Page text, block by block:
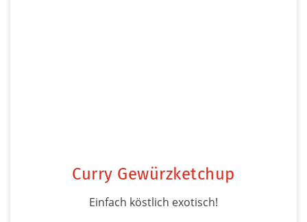
Curry Gewürzketchup
Einfach köstlich exotisch!